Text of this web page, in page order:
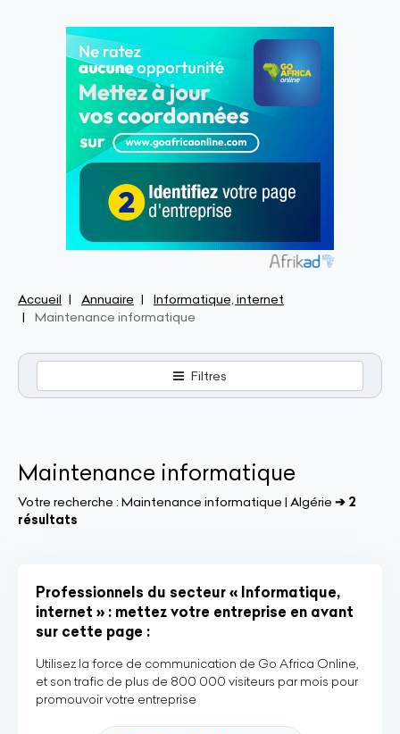
Accueil Annuaire
Informatique, internet
Maintenance informatique
Filtres
Maintenance informatique
Votre recherche : Maintenance informatique | Algérie ➔ 2
résultats
Professionnels du secteur « Informatique,
internet » : mettez votre entreprise en avant
sur cette page :
Utilisez la force de communication de Go Africa Online,
et son trafic de plus de 800 000 visiteurs par mois pour
promouvoir votre entreprise